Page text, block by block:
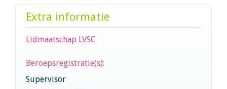
Extra informatie
Lidmaatschap LVSC
Beroepsregistratie(s):
Supervisor